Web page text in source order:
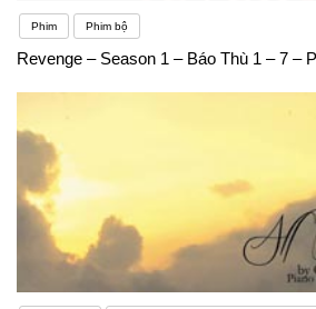
Phim Phim bộ
Revenge – Season 1 – Báo Thù 1 – 7 –